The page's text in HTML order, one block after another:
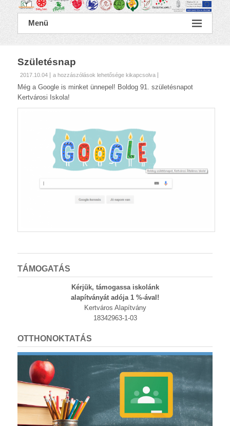
Menü
Születésnap
2017.10.04
Születésnap
bejegyzéshez
a hozzászólások lehetősége kikapcsolva
Még a Google is minket ünnepel! Boldog 91. születésnapot
Kertvárosi Iskola!
TÁMOGATÁS
Kérjük, támogassa iskolánk
alapítványát adója 1 %-ával!
Kertváros Alapítvány
18342963-1-03
OTTHONOKTATÁS